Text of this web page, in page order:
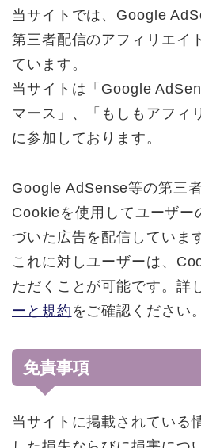
当サイトでは、Google
第三者配信のアフィリエイ
ています。
当サイトは「Google
マース」、「もしもアフィ
に参加しております。
Google AdSense等の第三
Cookieを使用してユーザー
づいた広告を配信していま
これに対しユーザーは、
ただくことが可能です。詳
ーと規約 をご確認ください。
免責事項
当サイトに掲載されている